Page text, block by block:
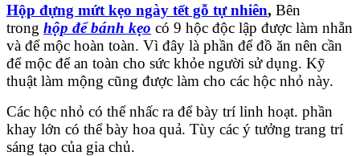
Hộp đựng mứt kẹo ngày tết gỗ tự nhiên, Bên
trong hộp để bánh kẹo có 9 hộc độc lập được làm nhẵn
và để mộc hoàn toàn. Vì đây là phần để đồ ăn nên cần
để mộc để an toàn cho sức khỏe người sử dụng. Kỹ
thuật làm mộng cũng được làm cho các hộc nhỏ này.
Các hộc nhỏ có thể nhấc ra để bày trí linh hoạt. phần
khay lớn có thể bày hoa quả. Tùy các ý tưởng trang trí
sáng tạo của gia chủ.